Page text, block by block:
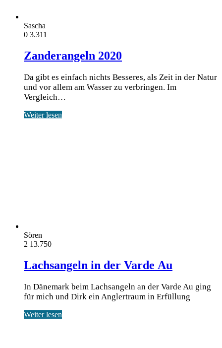
Sascha
0 3.311
Zanderangeln 2020
Da gibt es einfach nichts Besseres, als Zeit in der Natur
und vor allem am Wasser zu verbringen. Im
Vergleich…
Weiter lesen
Sören
2 13.750
Lachsangeln in der Varde Au
In Dänemark beim Lachsangeln an der Varde Au ging
für mich und Dirk ein Anglertraum in Erfüllung
Weiter lesen